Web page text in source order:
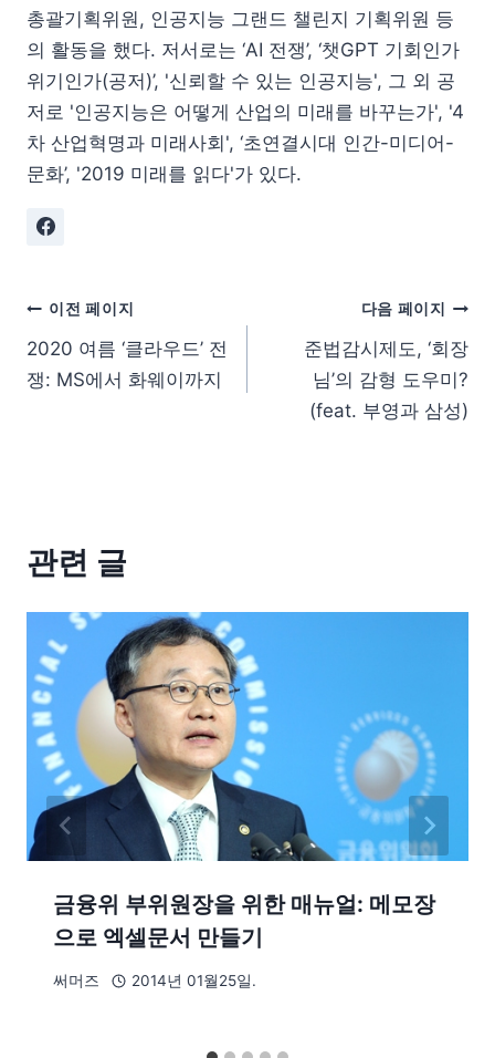
총괄기획위원, 인공지능 그랜드 챌린지 기획위원 등
의 활동을 했다. 저서로는 ‘AI 전쟁’, ‘챗GPT 기회인가
위기인가(공저)’, '신뢰할 수 있는 인공지능', 그 외 공
저로 '인공지능은 어떻게 산업의 미래를 바꾸는가', '4
차 산업혁명과 미래사회', ‘초연결시대 인간-미디어-
문화’, '2019 미래를 읽다'가 있다.
이전 페이지
2020 여름 ‘클라우드’ 전
쟁: MS에서 화웨이까지
다음 페이지
준법감시제도, ‘회장
님’의 감형 도우미?
(feat. 부영과 삼성)
관련 글
금융위 부위원장을 위한 매뉴얼: 메모장
으로 엑셀문서 만들기
써머즈 2014년 01월25일.